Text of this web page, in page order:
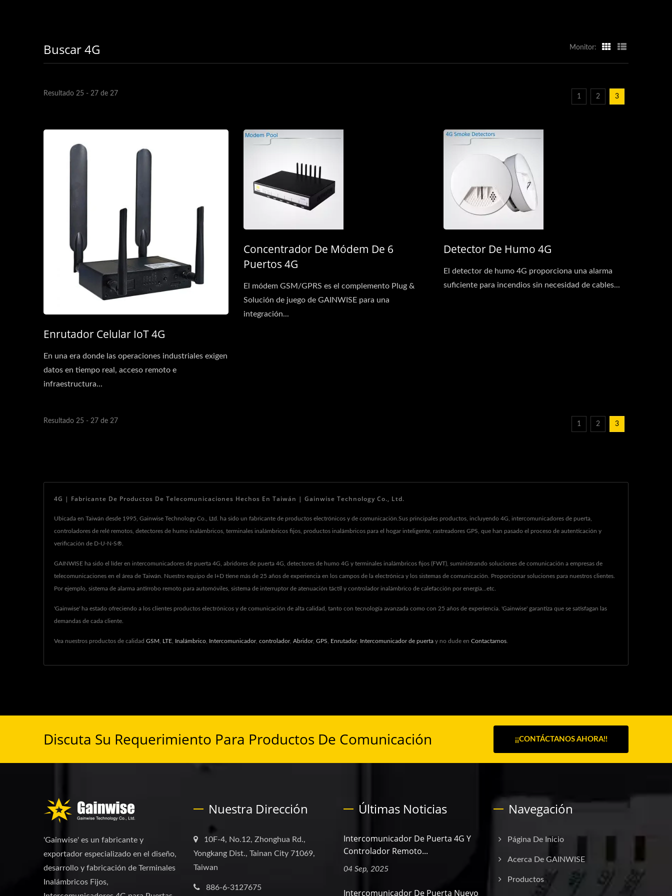
Buscar 4G Monitor:
Resultado 25 - 27 de 27 1 2 3
Enrutador Celular IoT 4G
En una era donde las operaciones industriales exigen
datos en tiempo real, acceso remoto e
infraestructura...
Concentrador De Módem De 6
Puertos 4G
El módem GSM/GPRS es el complemento Plug &
Solución de juego de GAINWISE para una
integración...
Detector De Humo 4G
El detector de humo 4G proporciona una alarma
suficiente para incendios sin necesidad de cables...
Resultado 25 - 27 de 27 1 2 3
4G | Fabricante De Productos De Telecomunicaciones Hechos En Taiwán | Gainwise Technology Co., Ltd.
Ubicada en Taiwán desde 1995, Gainwise Technology Co., Ltd. ha sido un fabricante de productos electrónicos y de comunicación.Sus principales productos, incluyendo 4G, intercomunicadores de puerta,
controladores de relé remotos, detectores de humo inalámbricos, terminales inalámbricos fijos, productos inalámbricos para el hogar inteligente, rastreadores GPS, que han pasado el proceso de autenticación y
verificación de D-U-N-S®.
GAINWISE ha sido el líder en intercomunicadores de puerta 4G, abridores de puerta 4G, detectores de humo 4G y terminales inalámbricos fijos (FWT), suministrando soluciones de comunicación a empresas de
telecomunicaciones en el área de Taiwán. Nuestro equipo de I+D tiene más de 25 años de experiencia en los campos de la electrónica y los sistemas de comunicación. Proporcionar soluciones para nuestros clientes.
Por ejemplo, sistema de alarma antirrobo remoto para automóviles, sistema de interruptor de atenuación táctil y controlador inalámbrico de calefacción por energía...etc.
'Gainwise' ha estado ofreciendo a los clientes productos electrónicos y de comunicación de alta calidad, tanto con tecnología avanzada como con 25 años de experiencia. 'Gainwise' garantiza que se satisfagan las
demandas de cada cliente.
Vea nuestros productos de calidad GSM LTE Inalámbrico Intercomunicador, controlador, Abridor, GPS Enrutador, Intercomunicador de puerta y no dude en Contactarnos
Discuta Su Requerimiento Para Productos De Comunicación ¡¡CONTÁCTANOS AHORA!!
'Gainwise' es un fabricante y
exportador especializado en el diseño,
desarrollo y fabricación de Terminales
Inalámbricos Fijos,
Nuestra Dirección
10F-4, No.12, Zhonghua Rd.,
Yongkang Dist., Tainan City 71069,
Taiwan
886-6-3127675
Últimas Noticias
Intercomunicador De Puerta 4G Y
Controlador Remoto...
04 Sep, 2025
Intercomunicador De Puerta Nuevo
Navegación
Página De Inicio
Acerca De GAINWISE
Productos